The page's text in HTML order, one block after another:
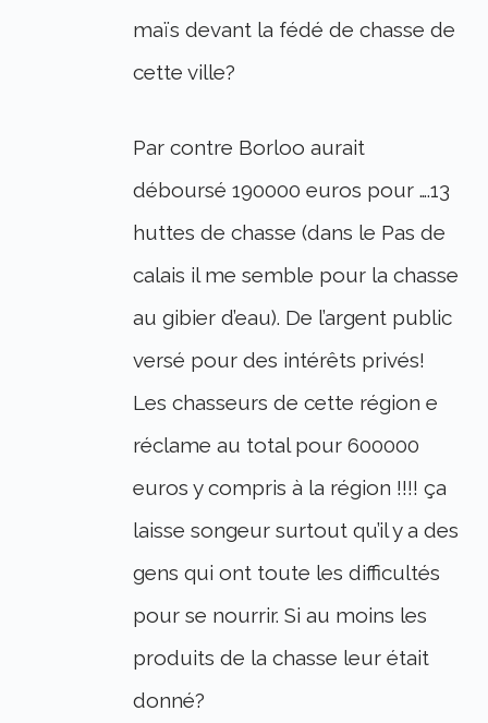
maïs devant la fédé de chasse de
cette ville?
Par contre Borloo aurait
déboursé 190000 euros pour ….13
huttes de chasse (dans le Pas de
calais il me semble pour la chasse
au gibier d’eau). De l’argent public
versé pour des intérêts privés!
Les chasseurs de cette région e
réclame au total pour 600000
euros y compris à la région !!!! ça
laisse songeur surtout qu’il y a des
gens qui ont toute les difficultés
pour se nourrir. Si au moins les
produits de la chasse leur était
donné?